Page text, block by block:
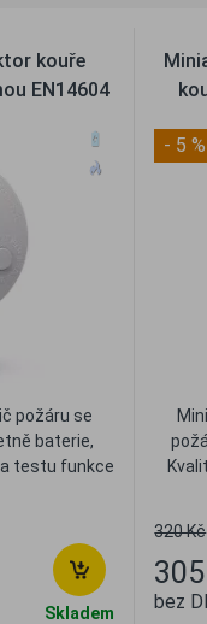
kouře
EN14604
požáru se
baterie,
testu funkce
Skladem
- 5 %
320 Kč
bez